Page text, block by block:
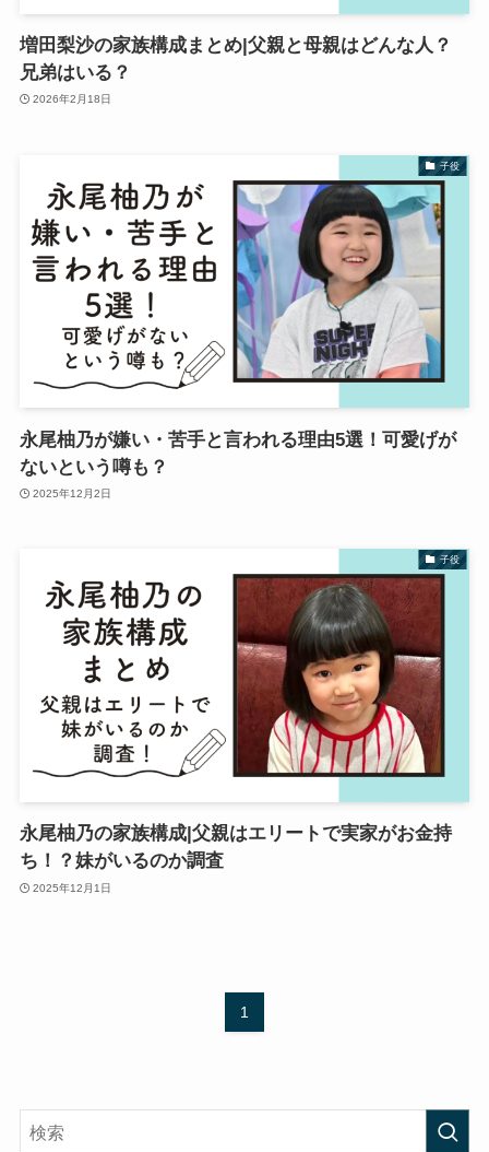
増田梨沙の家族構成まとめ|父親と母親はどんな人？
兄弟はいる？
2026年2月18日
子役
永尾柚乃が嫌い・苦手と言われる理由5選！可愛げが
ないという噂も？
2025年12月2日
子役
永尾柚乃の家族構成|父親はエリートで実家がお金持
ち！？妹がいるのか調査
2025年12月1日
1